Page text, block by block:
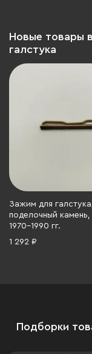
Новые товары
галстука
Зажим для
поделочный
1970-1990 гг.
1 292 ₽
Подборки